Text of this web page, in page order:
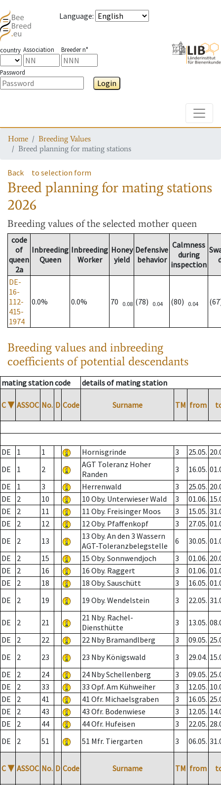
Language:
country Association Breeder n°
Password
Login
Home
Breeding Values
Breed planning for mating stations
Back to selection form
Breed planning for mating stations
2026
Breeding values of the selected mother queen
code
of
queen
2a
Inbreeding
Queen
Inbreeding
Worker
Honey
yield
Defensive
behavior
Calmness
during
inspection
DE-
16-
112-
415-
1974
0.0% 0.0% 70 0.08 (78) 0.04 (80) 0.04
Breeding values and inbreeding
coefficients of potential descendants
mating station code details of mating station
C ▼ ASSOC No. D Code Surname TM from
DE 1 1 Hornisgrinde 3 25.05.
DE
1 2
AGT Toleranz Hoher
Randen
3 16.05.
DE
1 3 Herrenwald 3 25.05.
DE
2 10 10 Oby. Unterwieser Wald 3 01.06.
DE
2 11 11 Oby. Freisinger Moos 3 15.05.
DE
2 12 12 Oby. Pfaffenkopf 3 27.05.
DE
2 13
13 Oby. An den 3 Wassern
AGT-Toleranzbelegstelle
6 30.05.
DE
2 15 15 Oby. Sonnwendjoch 3 01.06.
DE
2 16 16 Oby. Raggert 3 01.06.
DE
2 18 18 Oby. Sauschütt 3 16.05.
DE
2 19 19 Oby. Wendelstein 3 22.05.
DE 2 21
21 Nby. Rachel-
Diensthütte
3 13.05.
DE
2 22 22 Nby Bramandlberg 3 09.05.
DE
2 23 23 Nby Königswald 3 29.04.
DE
2 24 24 Nby Schellenberg 3 09.05.
DE
2 33 33 Opf. Am Kühweiher 3 12.05.
DE
2 41 41 Ofr. Michaelsgraben 3 16.05.
DE
2 43 43 Ofr. Bodenwiese 3 12.05.
DE
2 44 44 Ofr. Hufeisen 3 22.05.
DE
2 51 51 Mfr. Tiergarten 3 06.05.
C ▼ ASSOC No. D Code Surname TM from